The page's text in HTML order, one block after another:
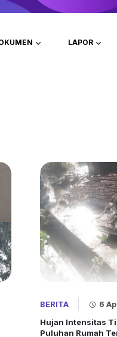
LAPOR
BERITA
6
Hujan Intensitas
Puluhan Rumah